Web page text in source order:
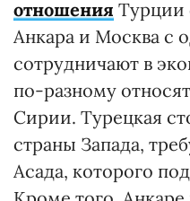
отношения Турции
Анкара и Москва с
сотрудничают в
по-разному
Сирии. Турецкая
страны Запада,
Асада, которого